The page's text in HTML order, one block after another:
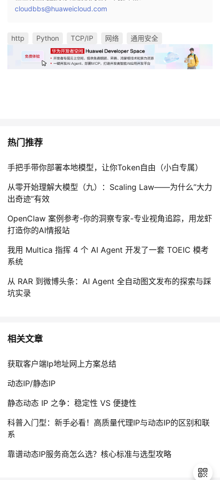
cloudbbs@huaweicloud.com
http Python TCP/IP 网络 通用安全
热门推荐
手把手带你部署本地模型，让你Token自由（小白专属）
从零开始理解大模型（九）：Scaling Law——为什么”大力
出奇迹”有效
OpenClaw 案例参考-你的洞察专家-专业视角追踪，用龙虾
打造你的AI情报站
我用 Multica 指挥 4 个 AI Agent 开发了一套 TOEIC 模考
系统
从 RAR 到微博头条：AI Agent 全自动图文发布的探索与踩
坑实录
相关文章
获取客户端Ip地址网上方案总结
动态IP/静态IP
静态动态 IP 之争：稳定性 VS 便捷性
科普入门型：新手必看！高质量代理IP与动态IP的区别和联
系
靠谱动态IP服务商怎么选？核心标准与选型攻略